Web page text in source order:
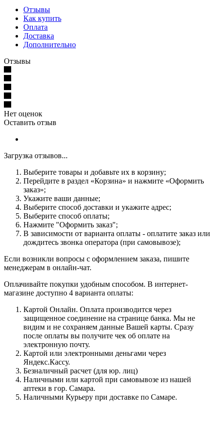
Отзывы
Как купить
Оплата
Доставка
Дополнительно
Отзывы
Нет оценок
Оставить отзыв
Загрузка отзывов...
Выберите товары и добавьте их в корзину;
Перейдите в раздел «Корзина» и нажмите «Оформить
заказ»;
Укажите ваши данные;
Выберите способ доставки и укажите адрес;
Выберите способ оплаты;
Нажмите "Оформить заказ";
В зависимости от варианта оплаты - оплатите заказ или
дождитесь звонка оператора (при самовывозе);
Если возникли вопросы с оформлением заказа, пишите
менеджерам в онлайн-чат.
Оплачивайте покупки удобным способом. В интернет-
магазине доступно 4 варианта оплаты:
Картой Онлайн. Оплата производится через
защищенное соединение на странице банка. Мы не
видим и не сохраняем данные Вашей карты. Сразу
после оплаты вы получите чек об оплате на
электронную почту.
Картой или электронными деньгами через
Яндекс.Кассу.
Безналичный расчет (для юр. лиц)
Наличными или картой при самовывозе из нашей
аптеки в гор. Самара.
Наличными Курьеру при доставке по Самаре.